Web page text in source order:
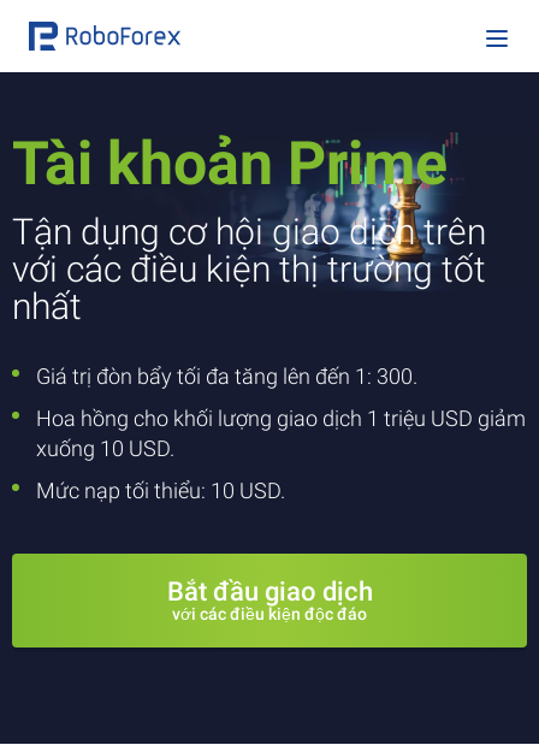
Tài khoản Prime
Tận dụng cơ hội giao dịch trên
với các điều kiện thị trường tốt
nhất
Giá trị đòn bẩy tối đa tăng lên đến 1: 300.
Hoa hồng cho khối lượng giao dịch 1 triệu USD giảm
xuống 10 USD.
Mức nạp tối thiểu: 10 USD.
Bắt đầu giao dịch
với các điều kiện độc đáo